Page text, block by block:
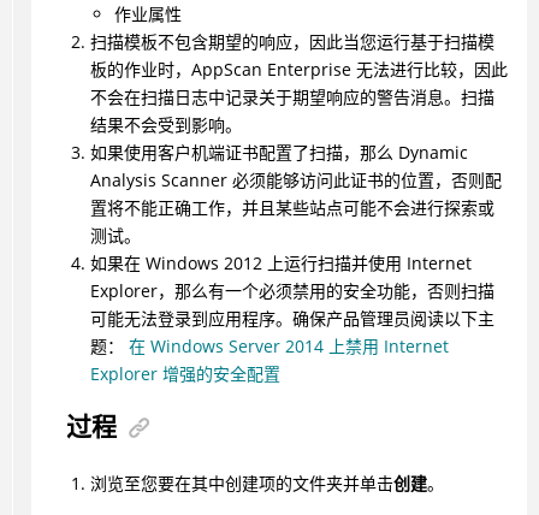
作业属性
扫描模板不包含期望的响应，因此当您运行基于扫描模
板的作业时，AppScan Enterprise 无法进行比较，因此
不会在扫描日志中记录关于期望响应的警告消息。扫描
结果不会受到影响。
如果使用客户机端证书配置了扫描，那么 Dynamic
Analysis Scanner 必须能够访问此证书的位置，否则配
置将不能正确工作，并且某些站点可能不会进行探索或
测试。
如果在 Windows 2012 上运行扫描并使用 Internet
Explorer，那么有一个必须禁用的安全功能，否则扫描
可能无法登录到应用程序。确保产品管理员阅读以下主
题： 在 Windows Server 2014 上禁用 Internet
Explorer 增强的安全配置
过程
浏览至您要在其中创建项的文件夹并单击创建。